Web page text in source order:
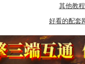
其他教程
好看的配套